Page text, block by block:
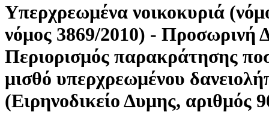
Υπερχρεωμένα νοικοκυριά
νόμος 3869/2010) - Προσωρινή
Περιορισμός παρακράτησης
μισθό υπερχρεωμένου
(Ειρηνοδικείο Δυμης, αριθμός